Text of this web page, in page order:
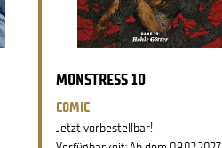
MONSTRESS 10
COMIC
Jetzt vorbestellbar!